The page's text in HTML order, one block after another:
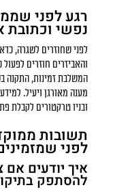
רגע לפני
נפשי וכתובת
לפני שחוזרים לשגרה,
והאביזרים חוזרים
המשלבת זמינות,
מענה מאורגן ויעיל.
ובניו טרקטורים לקבלת
תשובות
לפני
איך יודעים
להסתפק